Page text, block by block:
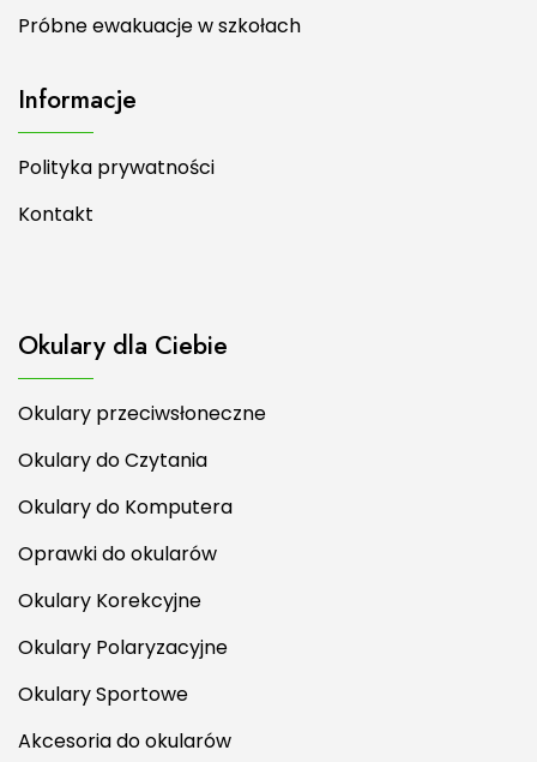
Próbne ewakuacje w szkołach
Informacje
Polityka prywatności
Kontakt
Okulary dla Ciebie
Okulary przeciwsłoneczne
Okulary do Czytania
Okulary do Komputera
Oprawki do okularów
Okulary Korekcyjne
Okulary Polaryzacyjne
Okulary Sportowe
Akcesoria do okularów